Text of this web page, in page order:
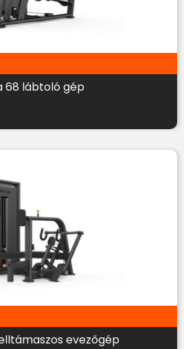
68 lábtoló gép
evezőgép